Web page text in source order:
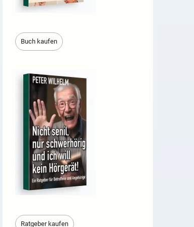
Buch kaufen
Ratgeber kaufen